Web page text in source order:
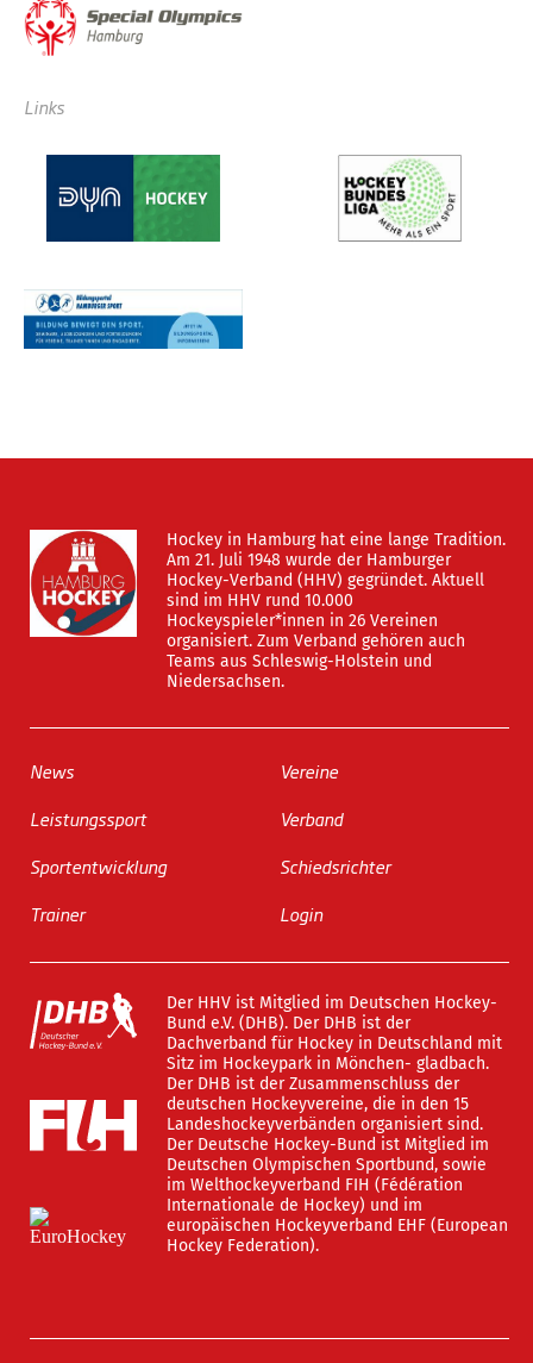
Links
Hockey in Hamburg hat eine lange Tradition.
Am 21. Juli 1948 wurde der Hamburger
Hockey-Verband (HHV) gegründet. Aktuell
sind im HHV rund 10.000
Hockeyspieler*innen in 26 Vereinen
organisiert. Zum Verband gehören auch
Teams aus Schleswig-Holstein und
Niedersachsen.
News
Leistungssport
Sportentwicklung
Trainer
Vereine
Verband
Schiedsrichter
Login
Der HHV ist Mitglied im Deutschen Hockey-
Bund e.V. (DHB). Der DHB ist der
Dachverband für Hockey in Deutschland mit
Sitz im Hockeypark in Mönchen- gladbach.
Der DHB ist der Zusammenschluss der
deutschen Hockeyvereine, die in den 15
Landeshockeyverbänden organisiert sind.
Der Deutsche Hockey-Bund ist Mitglied im
Deutschen Olympischen Sportbund, sowie
im Welthockeyverband FIH (Fédération
Internationale de Hockey) und im
europäischen Hockeyverband EHF (European
Hockey Federation).